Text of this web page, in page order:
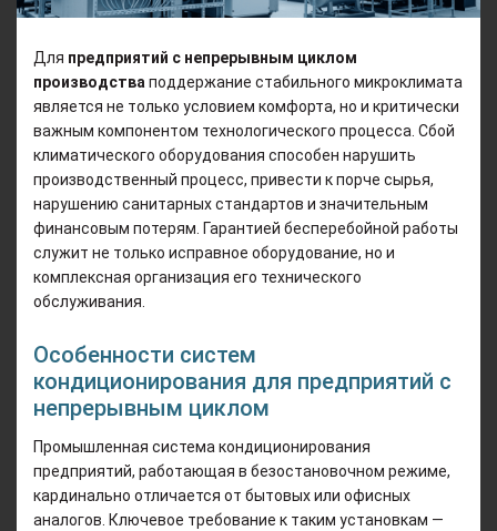
Для предприятий с непрерывным циклом
производства поддержание стабильного микроклимата
является не только условием комфорта, но и критически
важным компонентом технологического процесса. Сбой
климатического оборудования способен нарушить
производственный процесс, привести к порче сырья,
нарушению санитарных стандартов и значительным
финансовым потерям. Гарантией бесперебойной работы
служит не только исправное оборудование, но и
комплексная организация его технического
обслуживания.
Особенности систем
кондиционирования для предприятий с
непрерывным циклом
Промышленная система кондиционирования
предприятий, работающая в безостановочном режиме,
кардинально отличается от бытовых или офисных
аналогов. Ключевое требование к таким установкам —